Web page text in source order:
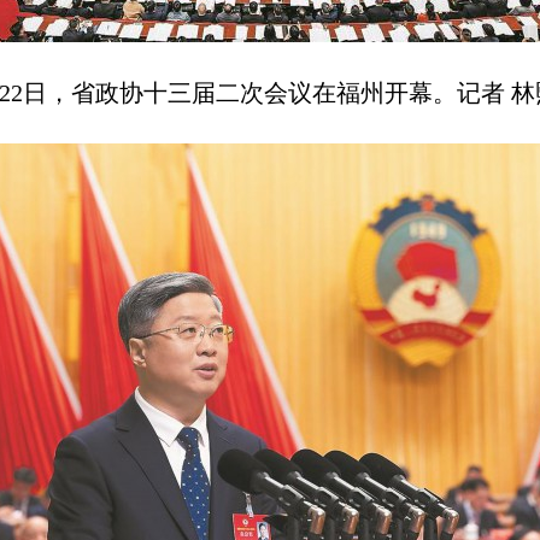
省政协十三届二次会议在福州开幕。记者 林